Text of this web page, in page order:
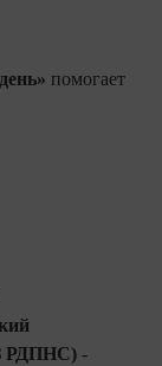
помогает
РДПНС) -